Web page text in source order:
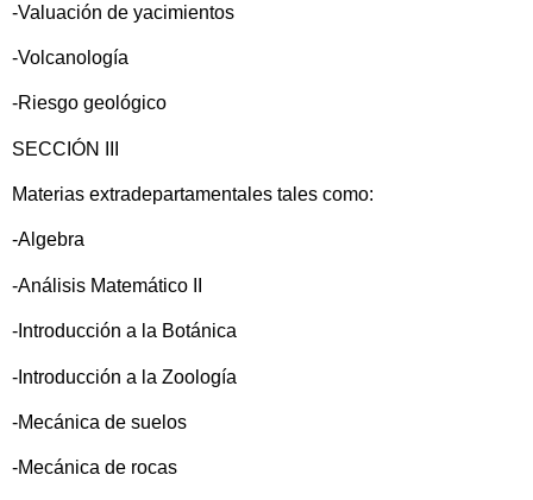
-Valuación de yacimientos
-Volcanología
-Riesgo geológico
SECCIÓN III
Materias extradepartamentales tales como:
-Algebra
-Análisis Matemático II
-Introducción a la Botánica
-Introducción a la Zoología
-Mecánica de suelos
-Mecánica de rocas